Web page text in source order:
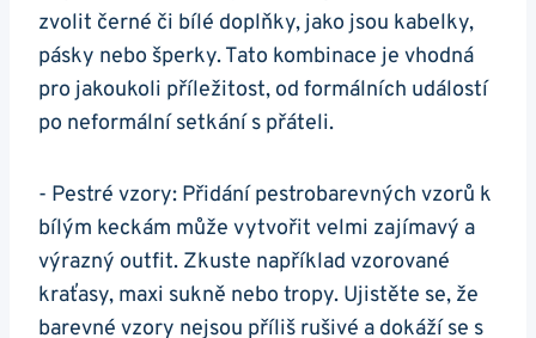
zvolit černé⁣ či bílé doplňky, ⁤jako jsou kabelky,
pásky nebo šperky. Tato kombinace je vhodná
pro jakoukoli příležitost,​ od‌ formálních⁢ událostí
po neformální ​setkání‍ s přáteli.
-‍ Pestré⁣ vzory: Přidání pestrobarevných vzorů k
bílým keckám může vytvořit‍ velmi ⁣zajímavý a
výrazný outfit.‍ Zkuste například vzorované
kraťasy, maxi sukně nebo tropy. Ujistěte‌ se, že
barevné vzory⁣ nejsou příliš rušivé a dokáží se s